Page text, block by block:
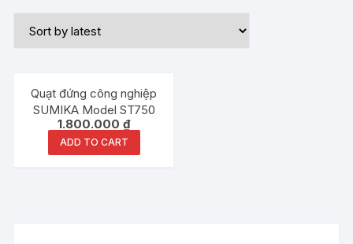
Quạt đứng công nghiệp
SUMIKA Model ST750
1.800.000₫
ADD TO CART